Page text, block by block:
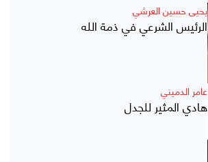
يحيى حسين العرشي
الرئيس الشرعي في ذمة الله
عامر الدميني
هادي المثير للجدل